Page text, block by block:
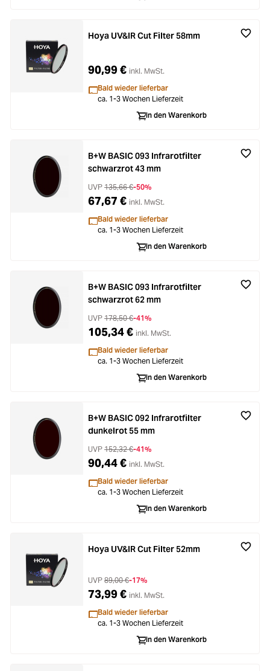
Hoya UV&IR Cut Filter 58mm
90,99 € inkl. MwSt.
Bald wieder lieferbar
ca. 1-3 Wochen Lieferzeit
In den Warenkorb
B+W BASIC 093 Infrarotfilter
schwarzrot 43 mm
UVP 135,66 €-50%
67,67 € inkl. MwSt.
Bald wieder lieferbar
ca. 1-3 Wochen Lieferzeit
In den Warenkorb
B+W BASIC 093 Infrarotfilter
schwarzrot 62 mm
UVP 178,50 €-41%
105,34 € inkl. MwSt.
Bald wieder lieferbar
ca. 1-3 Wochen Lieferzeit
In den Warenkorb
B+W BASIC 092 Infrarotfilter
dunkelrot 55 mm
UVP 152,32 €-41%
90,44 € inkl. MwSt.
Bald wieder lieferbar
ca. 1-3 Wochen Lieferzeit
In den Warenkorb
Hoya UV&IR Cut Filter 52mm
UVP 89,00 €-17%
73,99 € inkl. MwSt.
Bald wieder lieferbar
ca. 1-3 Wochen Lieferzeit
In den Warenkorb